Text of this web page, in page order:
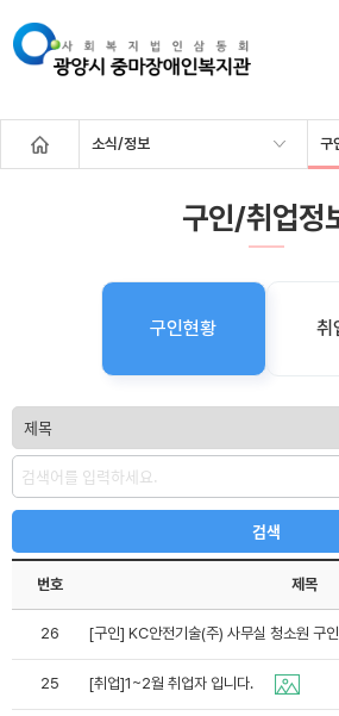
소식/정보 구
구인/취업정
구인현황 취
번호 제목
26 [구인] KC안전기술(주) 사무실 청소원 구
25 [취업]1~2월 취업자 입니다.